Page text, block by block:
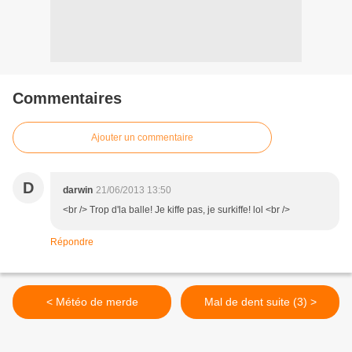
Commentaires
Ajouter un commentaire
D darwin 21/06/2013 13:50
<br /> Trop d'la balle! Je kiffe pas, je surkiffe! lol <br />
Répondre
< Météo de merde Mal de dent suite (3) >